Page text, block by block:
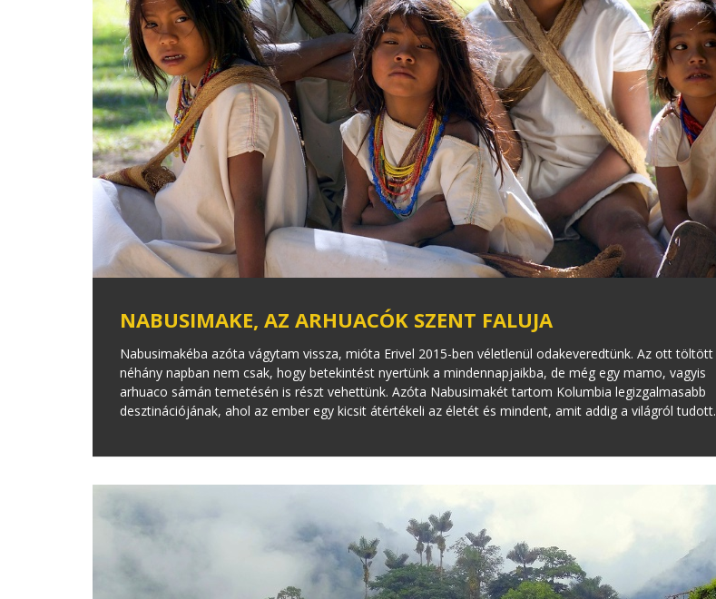
NABUSIMAKE, AZ ARHUACÓK SZENT FALUJA
Nabusimakéba azóta vágytam vissza, mióta Erivel 2015-ben véletlenül odakeveredtünk. Az ott töltött
néhány napban nem csak, hogy betekintést nyertünk a mindennapjaikba, de még egy mamo, vagyis
arhuaco sámán temetésén is részt vehettünk. Azóta Nabusimakét tartom Kolumbia legizgalmasabb
desztinációjának, ahol az ember egy kicsit átértékeli az életét és mindent, amit addig a világról tudott.